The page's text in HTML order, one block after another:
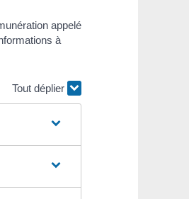
appelé
à
Tout déplier